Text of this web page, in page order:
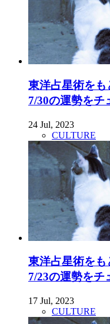
東洋占星術をも
7/30の運勢をチ
24 Jul, 2023
CULTURE
東洋占星術をも
7/23の運勢をチ
17 Jul, 2023
CULTURE